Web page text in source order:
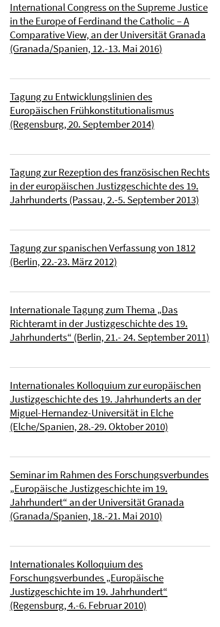
International Congress on the Supreme Justice
in the Europe of Ferdinand the Catholic – A
Comparative View, an der Universität Granada
(Granada/Spanien,12.-13. Mai 2016)
Tagung zu Entwicklungslinien des
Europäischen Frühkonstitutionalismus
(Regensburg, 20. September 2014)
Tagung zur Rezeption des französischen Rechts
in der europäischen Justizgeschichte des 19.
Jahrhunderts (Passau, 2.-5. September 2013)
Tagung zur spanischen Verfassung von 1812
(Berlin, 22.-23. März 2012)
Internationale Tagung zum Thema „Das
Richteramt in der Justizgeschichte des 19.
Jahrhunderts“ (Berlin, 21.- 24. September 2011)
Internationales Kolloquium zur europäischen
Justizgeschichte des 19. Jahrhunderts an der
Miguel-Hernandez-Universität in Elche
(Elche/Spanien, 28.-29. Oktober 2010)
Seminar im Rahmen des Forschungsverbundes
„Europäische Justizgeschichte im 19.
Jahrhundert“ an der Universität Granada
(Granada/Spanien, 18.-21. Mai 2010)
Internationales Kolloquium des
Forschungsverbundes „Europäische
Justizgeschichte im 19. Jahrhundert“
(Regensburg, 4.-6. Februar 2010)